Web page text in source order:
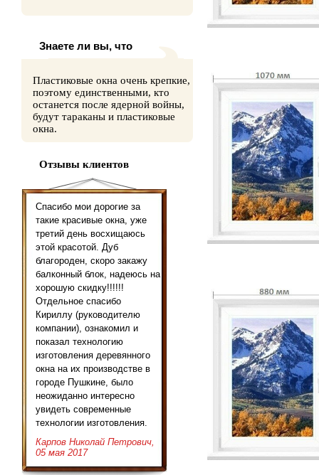
Знаете ли вы, что
Пластиковые окна очень крепкие,
поэтому единственными, кто
останется после ядерной войны,
будут тараканы и пластиковые
окна.
Отзывы клиентов
Спасибо мои дорогие за
такие красивые окна, уже
третий день восхищаюсь
этой красотой. Дуб
благороден, скоро закажу
балконный блок, надеюсь на
хорошую скидку!!!!!!
Отдельное спасибо
Кириллу (руководителю
компании), ознакомил и
показал технологию
изготовления деревянного
окна на их производстве в
городе Пушкине, было
неожиданно интересно
увидеть современные
технологии изготовления.
Карпов Николай Петрович,
05 мая 2017